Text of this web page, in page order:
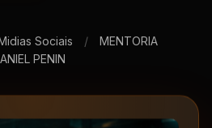
Sociais /
MENTORIA
PENIN